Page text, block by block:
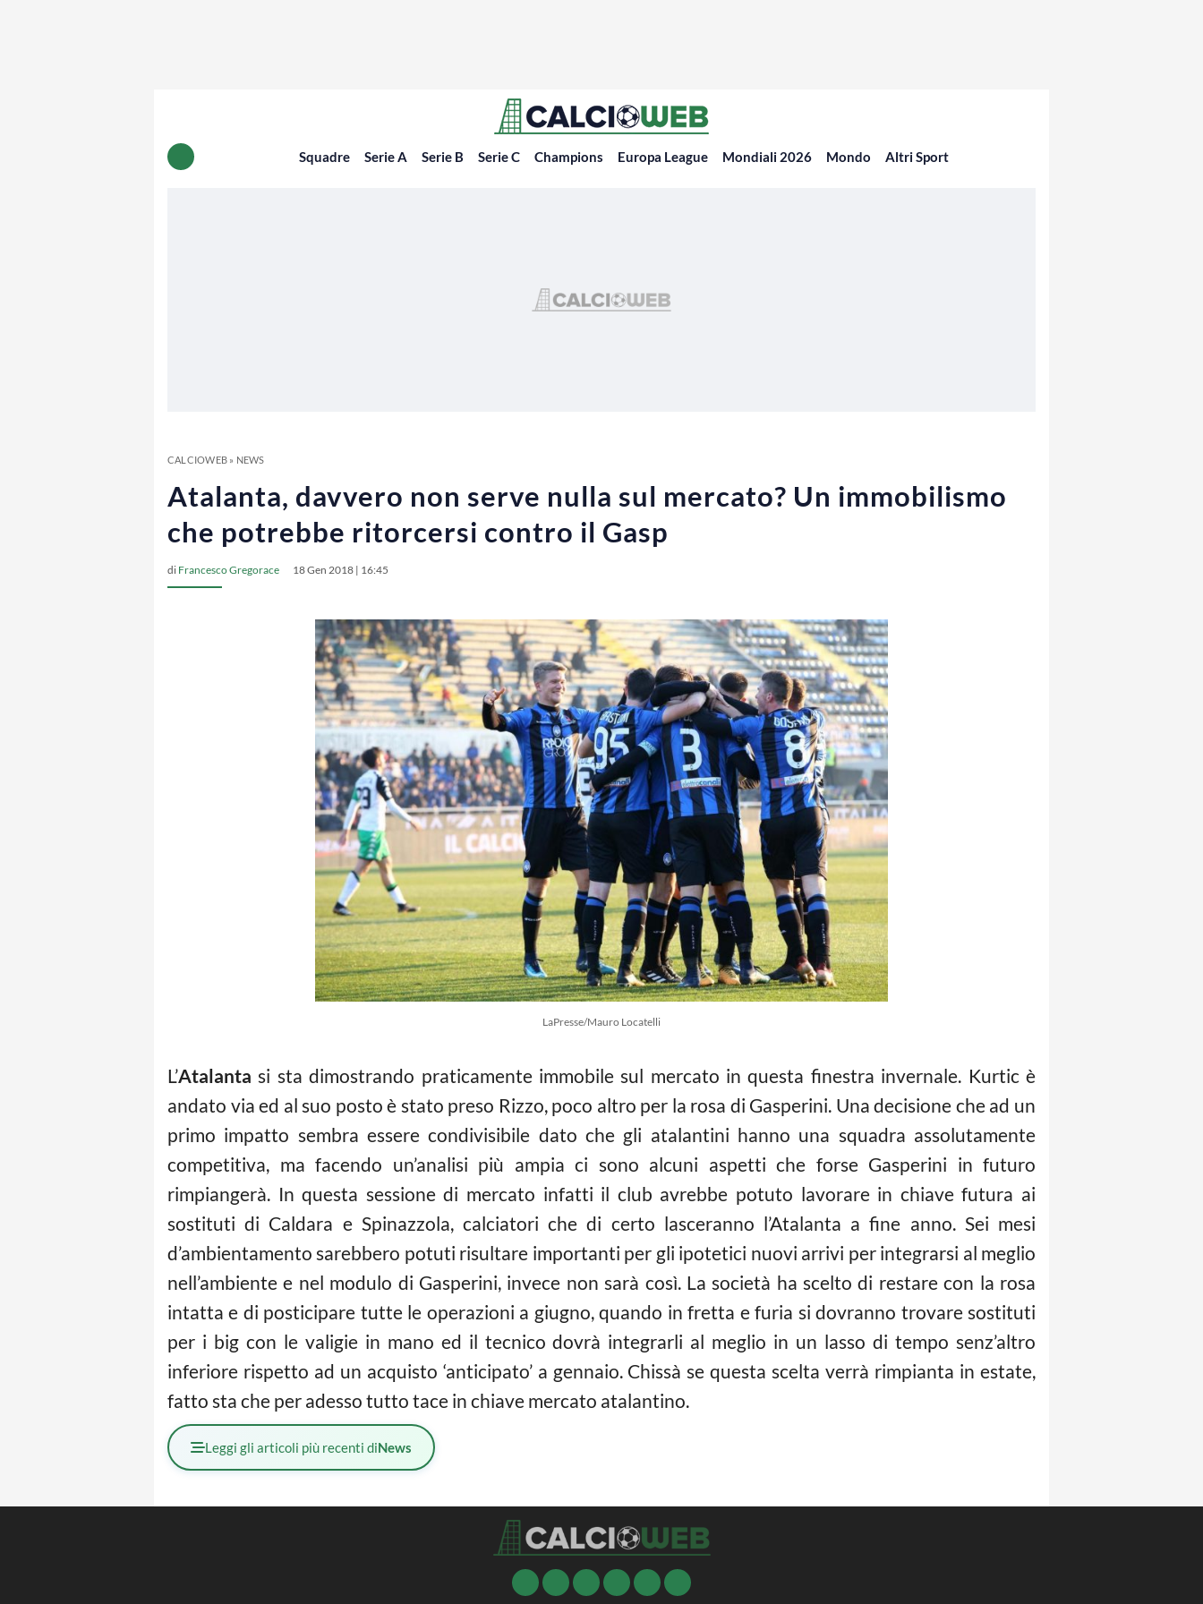
Squadre Serie A Serie B Serie C Champions Europa League Mondiali 2026 Mondo Altri Sport
CALCIOWEB» NEWS
Atalanta, davvero non serve nulla sul mercato? Un immobilismo
che potrebbe ritorcersi contro il Gasp
di Francesco Gregorace 18 Gen 2018 | 16:45
LaPresse/Mauro Locatelli
L’Atalanta si sta dimostrando praticamente immobile sul mercato in questa finestra invernale. Kurtic è
andato via ed al suo posto è stato preso Rizzo, poco altro per la rosa di Gasperini. Una decisione che ad un
primo impatto sembra essere condivisibile dato che gli atalantini hanno una squadra assolutamente
competitiva, ma facendo un’analisi più ampia ci sono alcuni aspetti che forse Gasperini in futuro
rimpiangerà. In questa sessione di mercato infatti il club avrebbe potuto lavorare in chiave futura ai
sostituti di Caldara e Spinazzola, calciatori che di certo lasceranno l’Atalanta a fine anno. Sei mesi
d’ambientamento sarebbero potuti risultare importanti per gli ipotetici nuovi arrivi per integrarsi al meglio
nell’ambiente e nel modulo di Gasperini, invece non sarà così. La società ha scelto di restare con la rosa
intatta e di posticipare tutte le operazioni a giugno, quando in fretta e furia si dovranno trovare sostituti
per i big con le valigie in mano ed il tecnico dovrà integrarli al meglio in un lasso di tempo senz’altro
inferiore rispetto ad un acquisto ‘anticipato’ a gennaio. Chissà se questa scelta verrà rimpianta in estate,
fatto sta che per adesso tutto tace in chiave mercato atalantino.
Leggi gli articoli più recenti diNews